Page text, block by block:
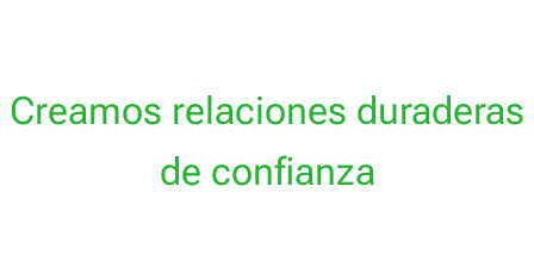
Creamos relaciones duraderas
de confianza